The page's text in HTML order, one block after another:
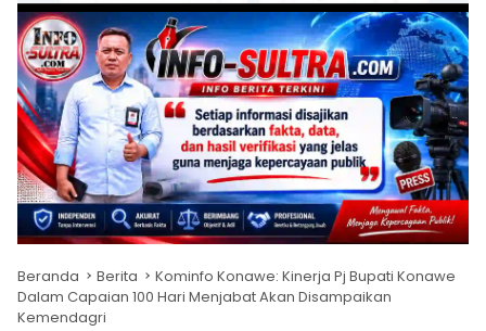
Beranda Berita
Kominfo Konawe: Kinerja Pj Bupati Konawe
Dalam Capaian 100 Hari Menjabat Akan Disampaikan
Kemendagri